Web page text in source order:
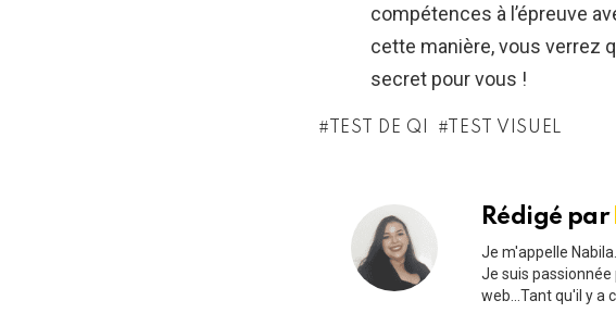
compétences à l’épreuve
cette manière, vous verrez
secret pour vous !
TEST DE QI TEST VISUEL
Rédigé par
Je m'appelle
Je suis passionnée
web...Tant qu'il y a